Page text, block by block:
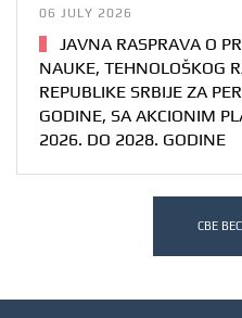
06 JULY 2026
JAVNA RASPRAVA O
NAUKE, TEHNOLOŠKOG
REPUBLIKE SRBIJE ZA
GODINE, SA AKCIONIM
2026. DO 2028. GODINE
СВЕ